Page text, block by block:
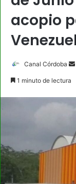
acopio
Canal Córdoba
1 minuto de lectura